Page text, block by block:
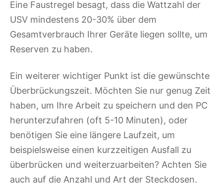
Eine Faustregel besagt, dass die Wattzahl der
USV mindestens 20-30% über dem
Gesamtverbrauch Ihrer Geräte liegen sollte, um
Reserven zu haben.
Ein weiterer wichtiger Punkt ist die gewünschte
Überbrückungszeit. Möchten Sie nur genug Zeit
haben, um Ihre Arbeit zu speichern und den PC
herunterzufahren (oft 5-10 Minuten), oder
benötigen Sie eine längere Laufzeit, um
beispielsweise einen kurzzeitigen Ausfall zu
überbrücken und weiterzuarbeiten? Achten Sie
auch auf die Anzahl und Art der Steckdosen.